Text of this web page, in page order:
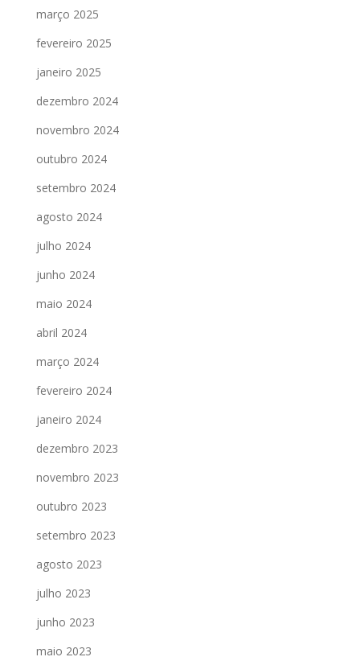
março 2025
fevereiro 2025
janeiro 2025
dezembro 2024
novembro 2024
outubro 2024
setembro 2024
agosto 2024
julho 2024
junho 2024
maio 2024
abril 2024
março 2024
fevereiro 2024
janeiro 2024
dezembro 2023
novembro 2023
outubro 2023
setembro 2023
agosto 2023
julho 2023
junho 2023
maio 2023